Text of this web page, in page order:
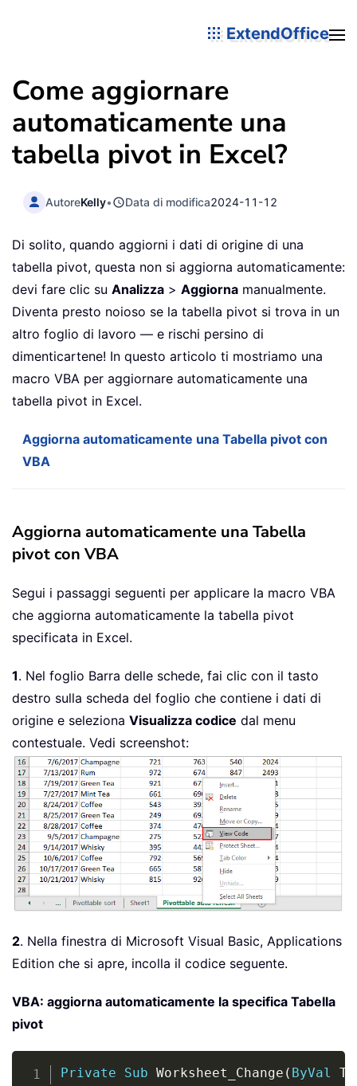
ExtendOffice
Come aggiornare
automaticamente una
tabella pivot in Excel?
AutoreKelly• Data di modifica2024-11-12
Di solito, quando aggiorni i dati di origine di una
tabella pivot, questa non si aggiorna automaticamente:
devi fare clic su Analizza > Aggiorna manualmente.
Diventa presto noioso se la tabella pivot si trova in un
altro foglio di lavoro — e rischi persino di
dimenticartene! In questo articolo ti mostriamo una
macro VBA per aggiornare automaticamente una
tabella pivot in Excel.
Aggiorna automaticamente una Tabella pivot con
VBA
Aggiorna automaticamente una Tabella
pivot con VBA
Segui i passaggi seguenti per applicare la macro VBA
che aggiorna automaticamente la tabella pivot
specificata in Excel.
1. Nel foglio Barra delle schede, fai clic con il tasto
destro sulla scheda del foglio che contiene i dati di
origine e seleziona Visualizza codice dal menu
contestuale. Vedi screenshot:
2. Nella finestra di Microsoft Visual Basic, Applications
Edition che si apre, incolla il codice seguente.
VBA: aggiorna automaticamente la specifica Tabella
pivot
Private Sub Worksheet_Change ( ByVal
Copy